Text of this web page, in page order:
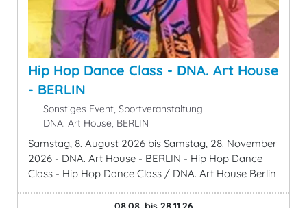
Hip Hop Dance Class - DNA. Art House
- BERLIN
Sonstiges Event, Sportveranstaltung
DNA. Art House, BERLIN
Samstag, 8. August 2026 bis Samstag, 28. November
2026 - DNA. Art House - BERLIN - Hip Hop Dance
Class - Hip Hop Dance Class / DNA. Art House Berlin